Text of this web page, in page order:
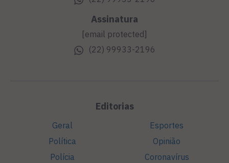
Assinatura
[email protected]
(22) 99933-2196
Editorias
Geral
Política
Polícia
Esportes
Opinião
Coronavírus